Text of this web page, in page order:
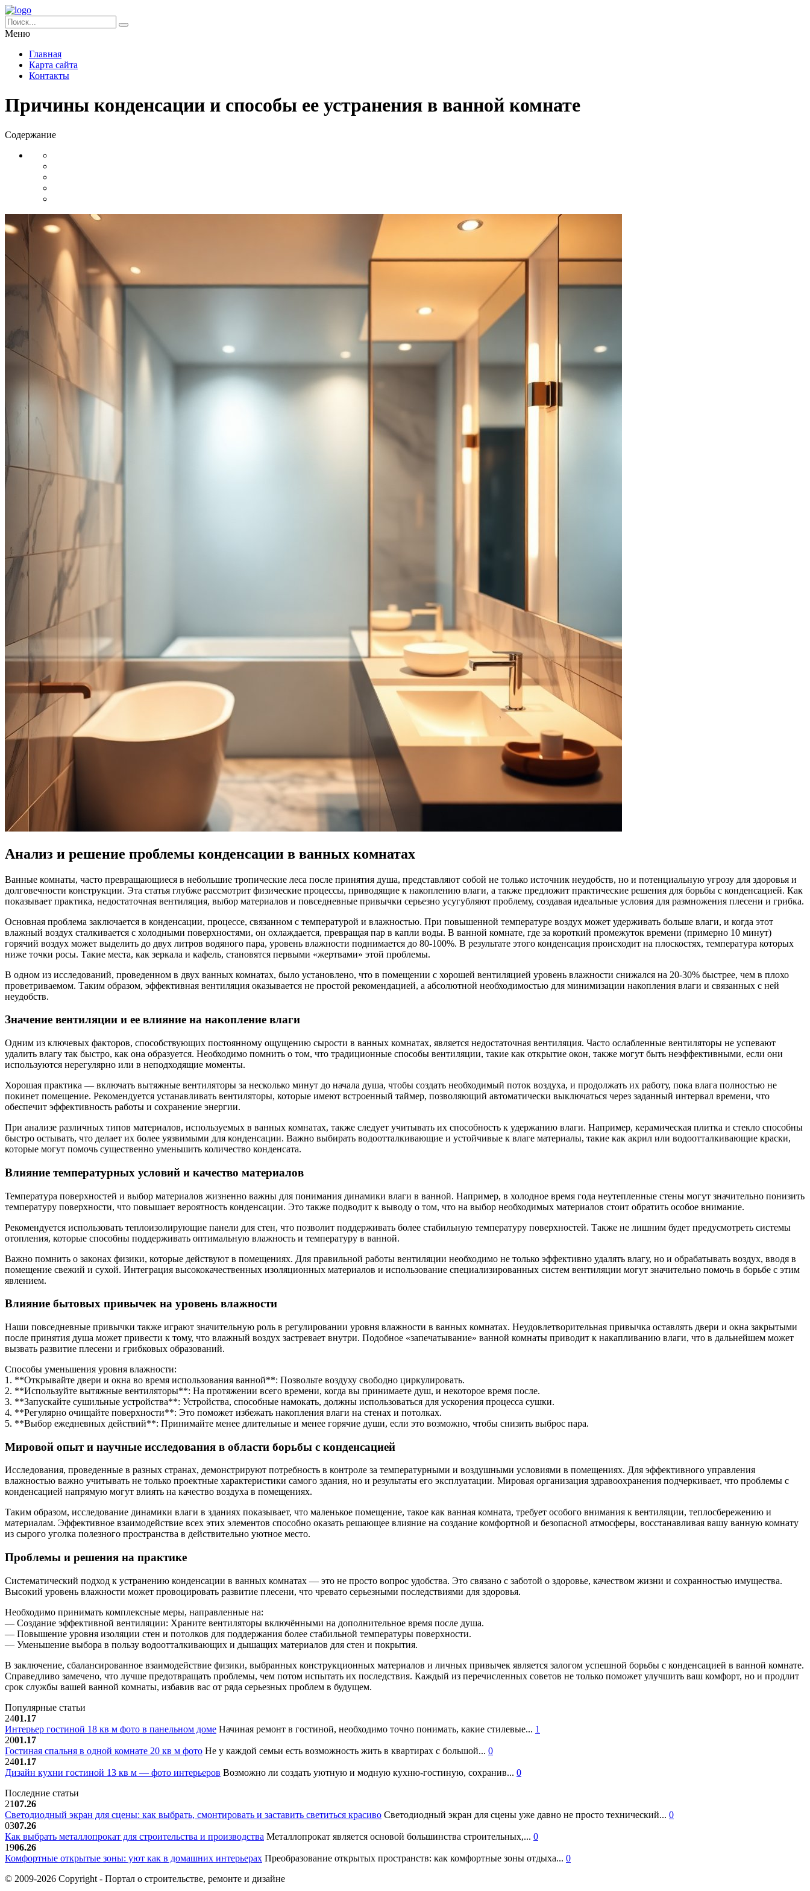
Меню
Главная
Карта сайта
Контакты
Причины конденсации и способы ее устранения в ванной комнате
Содержание
Анализ и решение проблемы конденсации в ванных комнатах
Ванные комнаты, часто превращающиеся в небольшие тропические леса после принятия душа, представляют собой не только источник неудобств, но и потенциальную угрозу для здоровья и
долговечности конструкции. Эта статья глубже рассмотрит физические процессы, приводящие к накоплению влаги, а также предложит практические решения для борьбы с конденсацией. Как
показывает практика, недостаточная вентиляция, выбор материалов и повседневные привычки серьезно усугубляют проблему, создавая идеальные условия для размножения плесени и грибка.
Основная проблема заключается в конденсации, процессе, связанном с температурой и влажностью. При повышенной температуре воздух может удерживать больше влаги, и когда этот
влажный воздух сталкивается с холодными поверхностями, он охлаждается, превращая пар в капли воды. В ванной комнате, где за короткий промежуток времени (примерно 10 минут)
горячий воздух может выделить до двух литров водяного пара, уровень влажности поднимается до 80-100%. В результате этого конденсация происходит на плоскостях, температура которых
ниже точки росы. Такие места, как зеркала и кафель, становятся первыми «жертвами» этой проблемы.
В одном из исследований, проведенном в двух ванных комнатах, было установлено, что в помещении с хорошей вентиляцией уровень влажности снижался на 20-30% быстрее, чем в плохо
проветриваемом. Таким образом, эффективная вентиляция оказывается не простой рекомендацией, а абсолютной необходимостью для минимизации накопления влаги и связанных с ней
неудобств.
Значение вентиляции и ее влияние на накопление влаги
Одним из ключевых факторов, способствующих постоянному ощущению сырости в ванных комнатах, является недостаточная вентиляция. Часто ослабленные вентиляторы не успевают
удалить влагу так быстро, как она образуется. Необходимо помнить о том, что традиционные способы вентиляции, такие как открытие окон, также могут быть неэффективными, если они
используются нерегулярно или в неподходящие моменты.
Хорошая практика — включать вытяжные вентиляторы за несколько минут до начала душа, чтобы создать необходимый поток воздуха, и продолжать их работу, пока влага полностью не
покинет помещение. Рекомендуется устанавливать вентиляторы, которые имеют встроенный таймер, позволяющий автоматически выключаться через заданный интервал времени, что
обеспечит эффективность работы и сохранение энергии.
При анализе различных типов материалов, используемых в ванных комнатах, также следует учитывать их способность к удержанию влаги. Например, керамическая плитка и стекло способны
быстро остывать, что делает их более уязвимыми для конденсации. Важно выбирать водоотталкивающие и устойчивые к влаге материалы, такие как акрил или водоотталкивающие краски,
которые могут помочь существенно уменьшить количество конденсата.
Влияние температурных условий и качество материалов
Температура поверхностей и выбор материалов жизненно важны для понимания динамики влаги в ванной. Например, в холодное время года неутепленные стены могут значительно понизить
температуру поверхности, что повышает вероятность конденсации. Это также подводит к выводу о том, что на выбор необходимых материалов стоит обратить особое внимание.
Рекомендуется использовать теплоизолирующие панели для стен, что позволит поддерживать более стабильную температуру поверхностей. Также не лишним будет предусмотреть системы
отопления, которые способны поддерживать оптимальную влажность и температуру в ванной.
Важно помнить о законах физики, которые действуют в помещениях. Для правильной работы вентиляции необходимо не только эффективно удалять влагу, но и обрабатывать воздух, вводя в
помещение свежий и сухой. Интеграция высококачественных изоляционных материалов и использование специализированных систем вентиляции могут значительно помочь в борьбе с этим
явлением.
Влияние бытовых привычек на уровень влажности
Наши повседневные привычки также играют значительную роль в регулировании уровня влажности в ванных комнатах. Неудовлетворительная привычка оставлять двери и окна закрытыми
после принятия душа может привести к тому, что влажный воздух застревает внутри. Подобное «запечатывание» ванной комнаты приводит к накапливанию влаги, что в дальнейшем может
вызвать развитие плесени и грибковых образований.
Способы уменьшения уровня влажности:
1. **Открывайте двери и окна во время использования ванной**: Позвольте воздуху свободно циркулировать.
2. **Используйте вытяжные вентиляторы**: На протяжении всего времени, когда вы принимаете душ, и некоторое время после.
3. **Запускайте сушильные устройства**: Устройства, способные намокать, должны использоваться для ускорения процесса сушки.
4. **Регулярно очищайте поверхности**: Это поможет избежать накопления влаги на стенах и потолках.
5. **Выбор ежедневных действий**: Принимайте менее длительные и менее горячие души, если это возможно, чтобы снизить выброс пара.
Мировой опыт и научные исследования в области борьбы с конденсацией
Исследования, проведенные в разных странах, демонстрируют потребность в контроле за температурными и воздушными условиями в помещениях. Для эффективного управления
влажностью важно учитывать не только проектные характеристики самого здания, но и результаты его эксплуатации. Мировая организация здравоохранения подчеркивает, что проблемы с
конденсацией напрямую могут влиять на качество воздуха в помещениях.
Таким образом, исследование динамики влаги в зданиях показывает, что маленькое помещение, такое как ванная комната, требует особого внимания к вентиляции, теплосбережению и
материалам. Эффективное взаимодействие всех этих элементов способно оказать решающее влияние на создание комфортной и безопасной атмосферы, восстанавливая вашу ванную комнату
из сырого уголка полезного пространства в действительно уютное место.
Проблемы и решения на практике
Систематический подход к устранению конденсации в ванных комнатах — это не просто вопрос удобства. Это связано с заботой о здоровье, качеством жизни и сохранностью имущества.
Высокий уровень влажности может провоцировать развитие плесени, что чревато серьезными последствиями для здоровья.
Необходимо принимать комплексные меры, направленные на:
— Создание эффективной вентиляции: Храните вентиляторы включёнными на дополнительное время после душа.
— Повышение уровня изоляции стен и потолков для поддержания более стабильной температуры поверхности.
— Уменьшение выбора в пользу водоотталкивающих и дышащих материалов для стен и покрытия.
В заключение, сбалансированное взаимодействие физики, выбранных конструкционных материалов и личных привычек является залогом успешной борьбы с конденсацией в ванной комнате.
Справедливо замечено, что лучше предотвращать проблемы, чем потом испытать их последствия. Каждый из перечисленных советов не только поможет улучшить ваш комфорт, но и продлит
срок службы вашей ванной комнаты, избавив вас от ряда серьезных проблем в будущем.
Популярные статьи
2401.17
Интерьер гостиной 18 кв м фото в панельном доме Начиная ремонт в гостиной, необходимо точно понимать, какие стилевые... 1
2001.17
Гостиная спальня в одной комнате 20 кв м фото Не у каждой семьи есть возможность жить в квартирах с большой... 0
2401.17
Дизайн кухни гостиной 13 кв м — фото интерьеров Возможно ли создать уютную и модную кухню-гостиную, сохранив... 0
Последние статьи
2107.26
Светодиодный экран для сцены: как выбрать, смонтировать и заставить светиться красиво Светодиодный экран для сцены уже давно не просто технический... 0
0307.26
Как выбрать металлопрокат для строительства и производства Металлопрокат является основой большинства строительных,... 0
1906.26
Комфортные открытые зоны: уют как в домашних интерьерах Преобразование открытых пространств: как комфортные зоны отдыха... 0
© 2009-2026 Copyright - Портал о строительстве, ремонте и дизайне